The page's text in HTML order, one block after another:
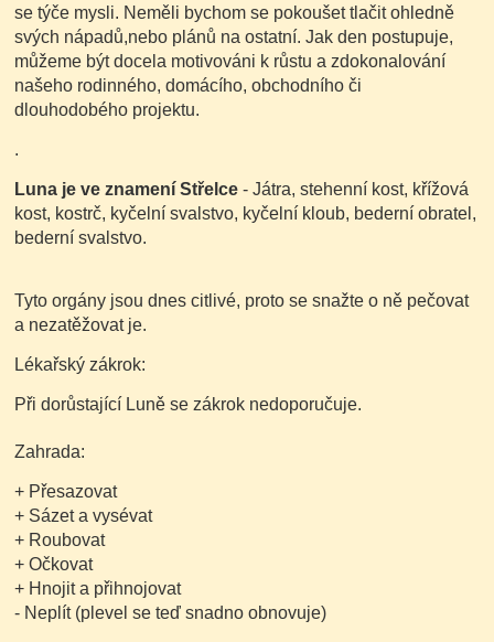
se týče mysli. Neměli bychom se pokoušet tlačit ohledně
svých nápadů,nebo plánů na ostatní. Jak den postupuje,
můžeme být docela motivováni k růstu a zdokonalování
našeho rodinného, ​​domácího, obchodního či
dlouhodobého projektu.
.
Luna je ve znamení Střelce- Játra, stehenní kost, křížová
kost, kostrč, kyčelní svalstvo, kyčelní kloub, bederní obratel,
bederní svalstvo.
Tyto orgány jsou dnes citlivé, proto se snažte o ně pečovat
a nezatěžovat je.
Lékařský zákrok:
Při dorůstající Luně se zákrok nedoporučuje.
Zahrada:
+ Přesazovat
+ Sázet a vysévat
+ Roubovat
+ Očkovat
+ Hnojit a přihnojovat
- Neplít (plevel se teď snadno obnovuje)